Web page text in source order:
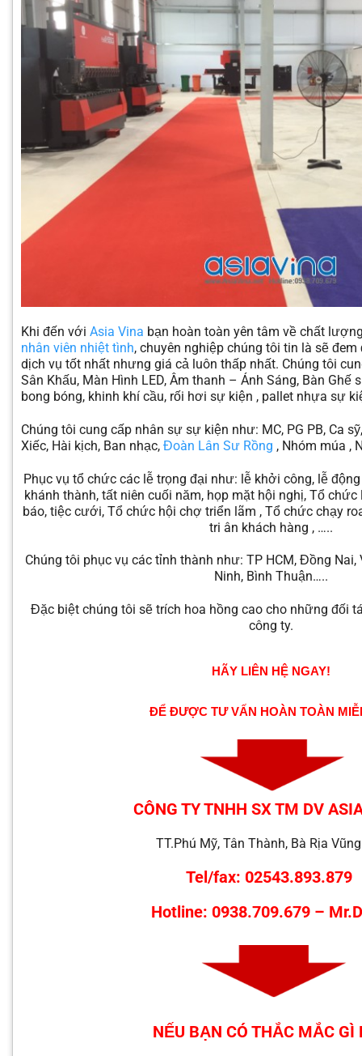
Khi đến với Asia Vina bạn hoàn toàn yên tâm về chất
nhân viên nhiệt tình, chuyên nghiệp chúng tôi tin là sẽ
dịch vụ tốt nhất nhưng giá cả luôn thấp nhất. Chúng tôi
Sân Khấu, Màn Hình LED, Âm thanh – Ánh Sáng, Bàn Ghế
bong bóng, khinh khí cầu, rối hơi sự kiện , pallet nhựa sự
Chúng tôi cung cấp nhân sự sự kiện như: MC, PG PB, Ca
Xiếc, Hài kịch, Ban nhạc, Đoàn Lân Sư Rồng , Nhóm múa ,
Phục vụ tổ chức các lễ trọng đại như: lễ khởi công, lễ
khánh thành, tất niên cuối năm, họp mặt hội nghị, Tổ
báo, tiệc cưới, Tổ chức hội chợ triển lãm , Tổ chức chạy
tri ân khách hàng , …..
Chúng tôi phục vụ các tỉnh thành như: TP HCM, Đồng Nai,
Ninh, Bình Thuận…..
Đặc biệt chúng tôi sẽ trích hoa hồng cao cho những đối
công ty.
HÃY LIÊN HỆ NGAY!
ĐỂ ĐƯỢC TƯ VẤN HOÀN TOÀN
CÔNG TY TNHH SX TM DV
TT.Phú Mỹ, Tân Thành, Bà Rịa
Tel/fax: 02543.893.879
Hotline: 0938.709.679 –
NẾU BẠN CÓ THẮC MẮC GÌ